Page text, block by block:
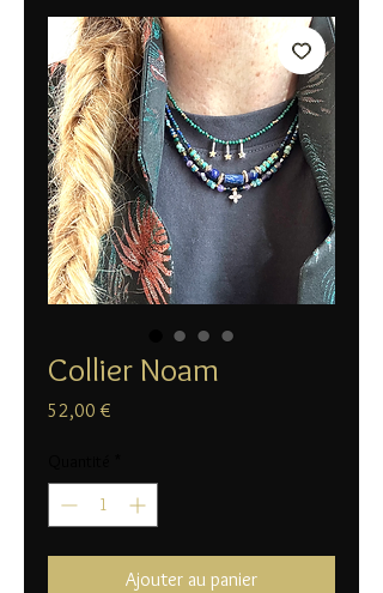
Collier Noam
52,00 €
Ajouter au panier